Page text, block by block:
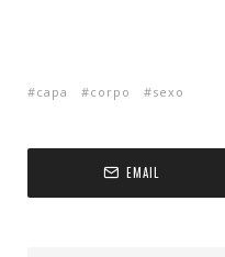
capa corpo sexo
EMAIL